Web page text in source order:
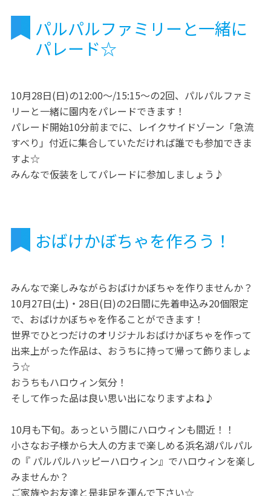
パルパルファミリーと一緒に
パレード☆
10月28日(日)の12:00～/15:15～の2回、パルパルファミ
リーと一緒に園内をパレードできます！
パレード開始10分前までに、レイクサイドゾーン「急流
すべり」付近に集合していただければ誰でも参加できま
すよ☆
みんなで仮装をしてパレードに参加しましょう♪
おばけかぼちゃを作ろう！
みんなで楽しみながらおばけかぼちゃを作りませんか？
10月27日(土)・28日(日)の2日間に先着申込み20個限定
で、おばけかぼちゃを作ることができます！
世界でひとつだけのオリジナルおばけかぼちゃを作って
出来上がった作品は、おうちに持って帰って飾りましょ
う☆
おうちもハロウィン気分！
そして作った品は良い思い出になりますよね♪
10月も下旬。あっという間にハロウィンも間近！！
小さなお子様から大人の方まで楽しめる浜名湖パルパル
の『 パルパルハッピーハロウィン』でハロウィンを楽し
みませんか？
ご家族やお友達と是非足を運んで下さい☆